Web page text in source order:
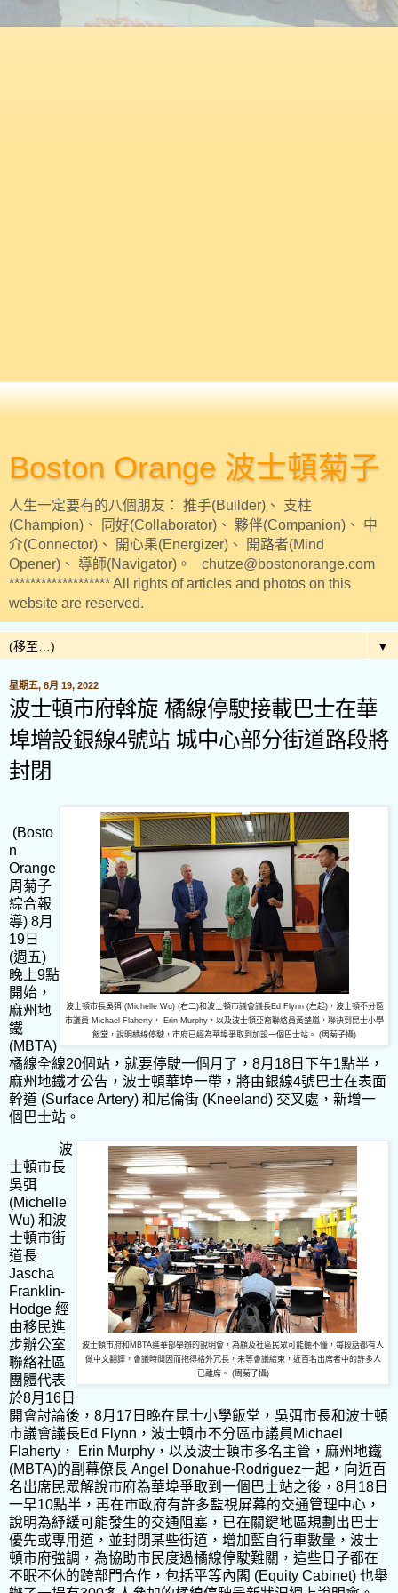
Boston Orange 波士頓菊子
人生一定要有的八個朋友： 推手(Builder)、 支柱
(Champion)、 同好(Collaborator)、 夥伴(Companion)、 中
介(Connector)、 開心果(Energizer)、 開路者(Mind
Opener)、 導師(Navigator)。 chutze@bostonorange.com
******************* All rights of articles and photos on this
website are reserved.
▼
星期五, 8月 19, 2022
波士頓市府斡旋 橘線停駛接載巴士在華
埠增設銀線4號站 城中心部分街道路段將
封閉
波士頓市長吳弭 (Michelle Wu) (右二)和波士頓市議會議長Ed Flynn (左起)，波士頓不分區
市議員 Michael Flaherty， Erin Murphy，以及波士頓亞裔聯絡員黃楚嵐，聯袂到昆士小學
飯堂，說明橘線停駛，市府已經為華埠爭取到加設一個巴士站。 (周菊子攝)
(Bosto
n
Orange
周菊子
綜合報
導) 8月
19 日
(週五)
晚上9點
開始，
麻州地
鐵
(MBTA)
橘線全線20個站，就要停駛一個月了， 8月 18 日下午1點半，
麻州地鐵才公告，波士頓華埠一帶，將由銀線4號巴士在表面
幹道 (Surface Artery) 和尼倫街 (Kneeland) 交叉處，新增一
個巴士站。
波士頓市府和MBTA進華部舉辦的說明會，為顧及社區民眾可能聽不懂，每段話都有人
做中文翻譯，會議時間因而拖得格外冗長，未等會議結束，近百名出席者中的許多人
已離席。 (周菊子攝)
波
士頓市長
吳弭
(Michelle
Wu) 和波
士頓市街
道長
Jascha
Franklin-
Hodge 經
由移民進
步辦公室
聯絡社區
團體代表
於8月 16 日
開會討論後， 8月 17 日晚在昆士小學飯堂，吳弭市長和波士頓
市議會議長Ed Flynn ，波士頓市不分區市議員 Michael
Flaherty ， Erin Murphy ，以及波士頓市多名主管，麻州地鐵
(MBTA)的副幕僚長 Angel Donahue-Rodriguez一起，向近百
名出席民眾解說市府為華埠爭取到一個巴士站之後， 8月 18 日
一早10點半，再在市政府有許多監視屏幕的交通管理中心，
說明為紓緩可能發生的交通阻塞，已在關鍵地區規劃出巴士
優先或專用道，並封閉某些街道，增加藍自行車數量，波士
頓市府強調，為協助市民度過橘線停駛難關，這些日子都在
不眠不休的跨部門合作，包括平等內閣 (Equity Cabinet) 也舉